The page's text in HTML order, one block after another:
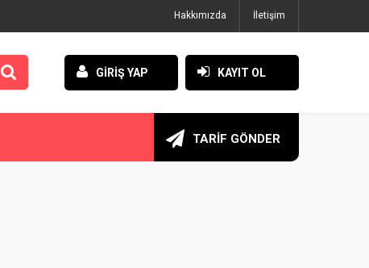
Hakkımızda İletişim
GİRİŞ YAP KAYIT OL
TARİF GÖNDER